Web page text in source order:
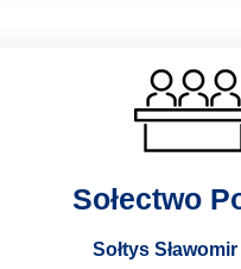
Sołectwo
Sołtys